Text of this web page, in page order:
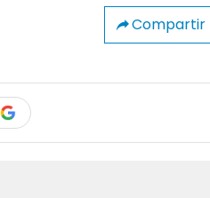
Compartir